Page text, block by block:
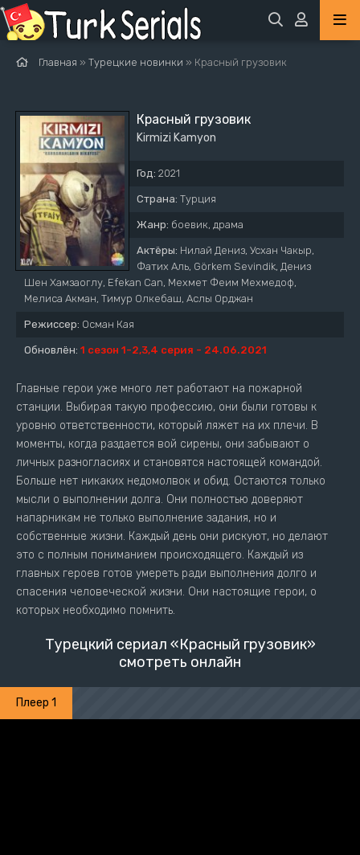
Главная » Турецкие новинки » Красный грузовик
Красный грузовик
Kirmizi Kamyon
Год: 2021
Страна: Турция
Жанр: боевик, драма
Актёры: Нилай Дениз, Усхан Чакыр,
Фатих Аль, Görkem Sevindik, Дениз
Шен Хамзаоглу, Efekan Can, Мехмет Феим Мехмедоф,
Мелиса Акман, Тимур Олкебаш, Аслы Орджан
Режиссер: Осман Кая
Обновлён: 1 сезон 1-2,3,4 серия - 24.06.2021
Главные герои уже много лет работают на пожарной
станции. Выбирая такую профессию, они были готовы к
уровню ответственности, который ляжет на их плечи. В
моменты, когда раздается вой сирены, они забывают о
личных разногласиях и становятся настоящей командой.
Больше нет никаких недомолвок и обид. Остаются только
мысли о выполнении долга. Они полностью доверяют
напарникам не только выполнение задания, но и
собственные жизни. Каждый день они рискуют, но делают
это с полным пониманием происходящего. Каждый из
главных героев готов умереть ради выполнения долго и
спасения человеческой жизни. Они настоящие герои, о
которых необходимо помнить.
Турецкий сериал «Красный грузовик»
смотреть онлайн
Плеер 1